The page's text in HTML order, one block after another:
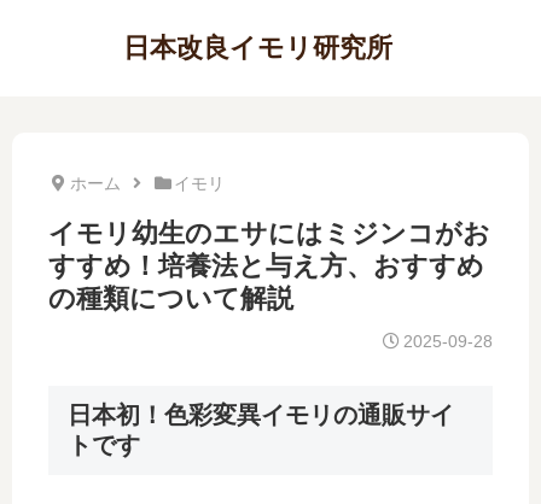
日本改良イモリ研究所
ホーム イモリ
イモリ幼生のエサにはミジンコがお
すすめ！培養法と与え方、おすすめ
の種類について解説
2025-09-28
日本初！色彩変異イモリの通販サイ
トです